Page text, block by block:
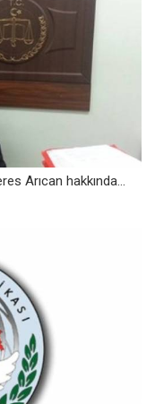
Arıcan hakkında...